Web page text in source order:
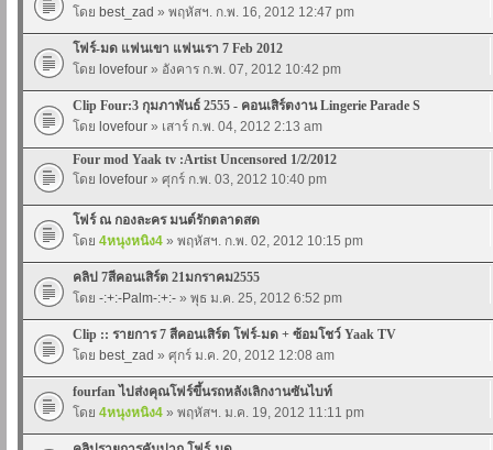
โดย best_zad » พฤหัสฯ. ก.พ. 16, 2012 12:47 pm
โฟร์-มด แฟนเขา แฟนเรา 7 Feb 2012
โดย lovefour » อังคาร ก.พ. 07, 2012 10:42 pm
Clip Four:3 กุมภาพันธ์ 2555 - คอนเสิร์ตงาน Lingerie Parade S
โดย lovefour » เสาร์ ก.พ. 04, 2012 2:13 am
Four mod Yaak tv :Artist Uncensored 1/2/2012
โดย lovefour » ศุกร์ ก.พ. 03, 2012 10:40 pm
โฟร์ ณ กองละคร มนต์รักตลาดสด
โดย 4หนุงหนิง4 » พฤหัสฯ. ก.พ. 02, 2012 10:15 pm
คลิป 7สีคอนเสิร์ต 21มกราคม2555
โดย -:+:-Palm-:+:- » พุธ ม.ค. 25, 2012 6:52 pm
Clip :: รายการ 7 สีคอนเสิร์ต โฟร์-มด + ซ้อมโชว์ Yaak TV
โดย best_zad » ศุกร์ ม.ค. 20, 2012 12:08 am
fourfan ไปส่งคุณโฟร์ขึ้นรถหลังเลิกงานซันไบท์
โดย 4หนุงหนิง4 » พฤหัสฯ. ม.ค. 19, 2012 11:11 pm